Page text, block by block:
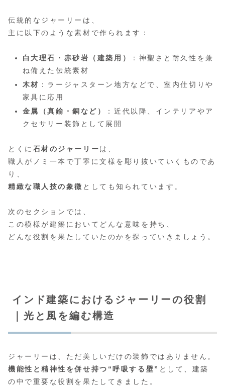
伝統的なジャーリーは、
主に以下のような素材で作られます：
白大理石・赤砂岩（建築用）
：神聖さと耐久性を兼
ね備えた伝統素材
木材 ：ラージャスターン地方などで、室内仕切りや
家具に応用
金属（真鍮・銅など）
：近代以降、インテリアやア
クセサリー装飾として展開
とくに 石材のジャーリーは、
職人がノミ一本で丁寧に文様を彫り抜いていくものであ
り、
精緻な職人技の象徴 としても知られています。
次のセクションでは、
この模様が建築においてどんな意味を持ち、
どんな役割を果たしていたのかを探っていきましょう。
インド建築におけるジャーリーの役割
｜光と風を編む構造
ジャーリーは、ただ美しいだけの装飾ではありません。
機能性と精神性を併せ持つ“呼吸する壁” として、建築
の中で重要な役割を果たしてきました。